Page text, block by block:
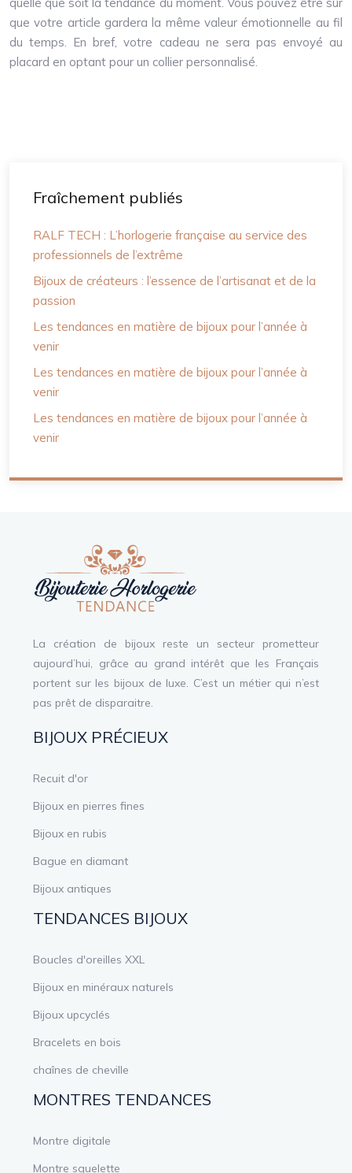
que votre article gardera la même valeur émotionnelle au fil
du temps. En bref, votre cadeau ne sera pas envoyé au
placard en optant pour un collier personnalisé.
Fraîchement publiés
RALF TECH : L’horlogerie française au service des
professionnels de l’extrême
Bijoux de créateurs : l’essence de l’artisanat et de la
passion
Les tendances en matière de bijoux pour l’année à
venir
Les tendances en matière de bijoux pour l’année à
venir
Les tendances en matière de bijoux pour l’année à
venir
La création de bijoux reste un secteur prometteur
aujourd’hui, grâce au grand intérêt que les Français
portent sur les bijoux de luxe. C’est un métier qui n’est
pas prêt de disparaitre.
BIJOUX PRÉCIEUX
Recuit d'or
Bijoux en pierres fines
Bijoux en rubis
Bague en diamant
Bijoux antiques
TENDANCES BIJOUX
Boucles d'oreilles XXL
Bijoux en minéraux naturels
Bijoux upcyclés
Bracelets en bois
chaînes de cheville
MONTRES TENDANCES
Montre digitale
Montre squelette